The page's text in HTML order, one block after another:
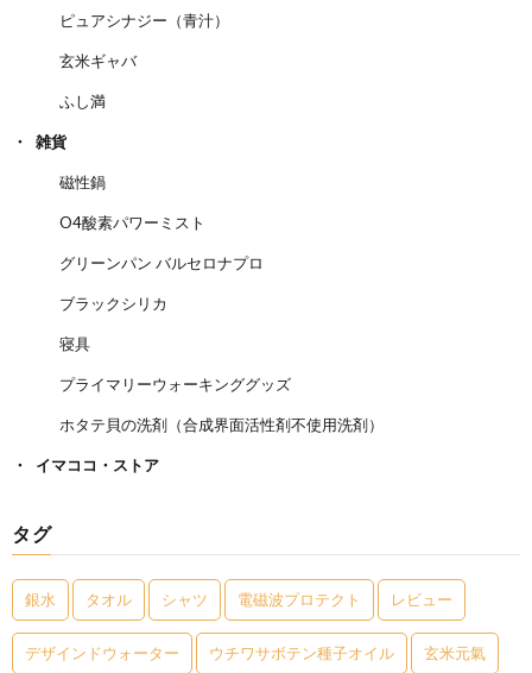
ピュアシナジー（青汁）
玄米ギャバ
ふし満
雑貨
磁性鍋
O4酸素パワーミスト
グリーンパン バルセロナプロ
ブラックシリカ
寝具
プライマリーウォーキンググッズ
ホタテ貝の洗剤（合成界面活性剤不使用洗剤）
イマココ・ストア
タグ
銀水 タオル シャツ 電磁波プロテクト レビュー
デザインドウォーター ウチワサボテン種子オイル 玄米元氣